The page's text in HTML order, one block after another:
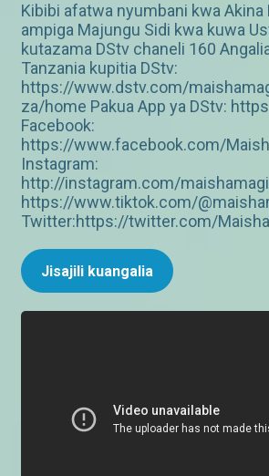
Kibibi afatwa nyumbani kwa Akina
ampiga Majungu Sidi kwa kuwa
kutazama DStv chaneli 160
Tanzania kupitia DStv:
https://www.dstv.com/
za/home Pakua App ya DStv:
Facebook:
https://www.facebook.com/
Instagram:
http://instagram.com/
https://www.tiktok.com/
Twitter:https://twitter.com/
Jisajili kuangalia